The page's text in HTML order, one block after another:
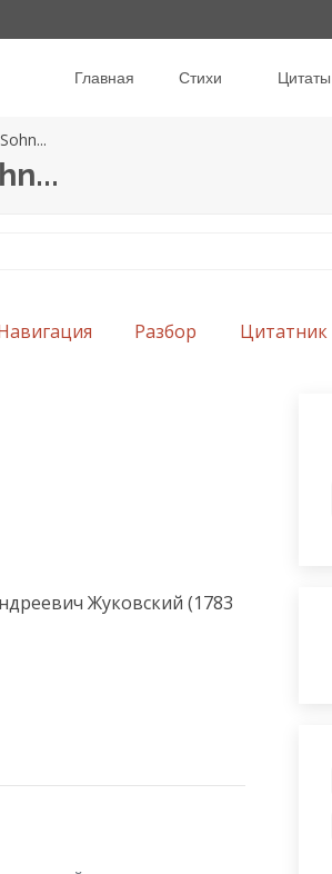
Главная Стихи Цитаты
Разбор Цитатник
Жуковский (1783